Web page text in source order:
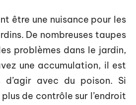
être une nuisance pour les
De nombreuses taupes
problèmes dans le jardin,
une accumulation, il est
avec du poison. Si
de contrôle sur l’endroit